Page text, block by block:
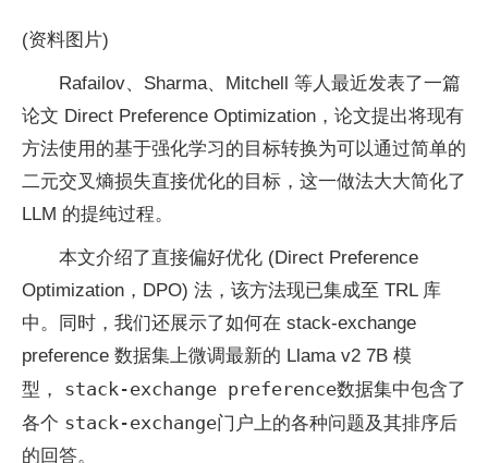
(资料图片)
Rafailov、Sharma、Mitchell 等人最近发表了一篇
论文 Direct Preference Optimization，论文提出将现有
方法使用的基于强化学习的目标转换为可以通过简单的
二元交叉熵损失直接优化的目标，这一做法大大简化了
LLM 的提纯过程。
本文介绍了直接偏好优化 (Direct Preference
Optimization，DPO) 法，该方法现已集成至 TRL 库
中。同时，我们还展示了如何在 stack-exchange
preference 数据集上微调最新的 Llama v2 7B 模
型， stack-exchange preference数据集中包含了
各个 stack-exchange门户上的各种问题及其排序后
的回答。